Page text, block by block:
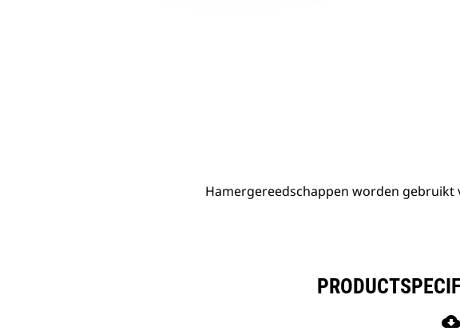
Hamergereedschappen worden gebruikt
cloud_download